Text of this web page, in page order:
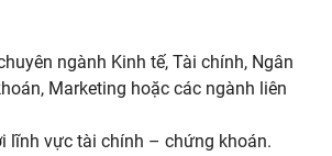
ngành Kinh tế, Tài chính, Ngân
Marketing hoặc các ngành liên
lĩnh vực tài chính – chứng khoán.